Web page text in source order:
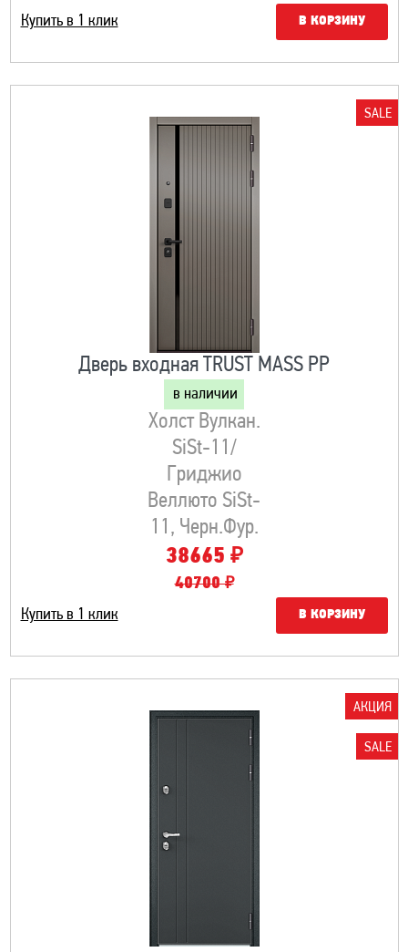
Купить в 1 клик
В КОРЗИНУ
SALE
Дверь входная TRUST MASS PP
в наличии
Холст Вулкан.
SiSt-11/
Гриджио
Веллюто SiSt-
11, Черн.фур.
38665 ₽
40700 ₽
Купить в 1 клик
В КОРЗИНУ
АКЦИЯ
SALE